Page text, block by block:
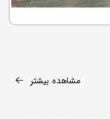
مشاهده بیشتر